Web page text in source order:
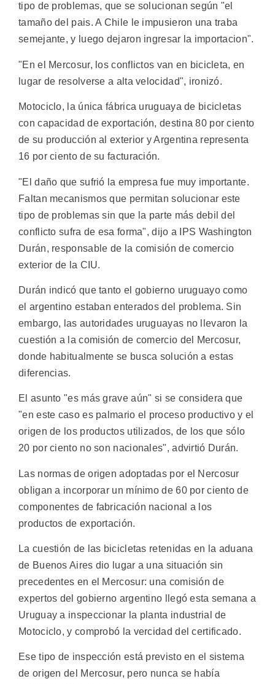
tipo de problemas, que se solucionan según "el
tamaño del pais. A Chile le impusieron una traba
semejante, y luego dejaron ingresar la importacion".
"En el Mercosur, los conflictos van en bicicleta, en
lugar de resolverse a alta velocidad", ironizó.
Motociclo, la única fábrica uruguaya de bicicletas
con capacidad de exportación, destina 80 por ciento
de su producción al exterior y Argentina representa
16 por ciento de su facturación.
"El daño que sufrió la empresa fue muy importante.
Faltan mecanismos que permitan solucionar este
tipo de problemas sin que la parte más debil del
conflicto sufra de esa forma", dijo a IPS Washington
Durán, responsable de la comisión de comercio
exterior de la CIU.
Durán indicó que tanto el gobierno uruguayo como
el argentino estaban enterados del problema. Sin
embargo, las autoridades uruguayas no llevaron la
cuestión a la comisión de comercio del Mercosur,
donde habitualmente se busca solución a estas
diferencias.
El asunto "es más grave aún" si se considera que
"en este caso es palmario el proceso productivo y el
origen de los productos utilizados, de los que sólo
20 por ciento no son nacionales", advirtió Durán.
Las normas de origen adoptadas por el Nercosur
obligan a incorporar un mínimo de 60 por ciento de
componentes de fabricación nacional a los
productos de exportación.
La cuestión de las bicicletas retenidas en la aduana
de Buenos Aires dio lugar a una situación sin
precedentes en el Mercosur: una comisión de
expertos del gobierno argentino llegó esta semana a
Uruguay a inspeccionar la planta industrial de
Motociclo, y comprobó la vercidad del certificado.
Ese tipo de inspección está previsto en el sistema
de origen del Mercosur, pero nunca se había